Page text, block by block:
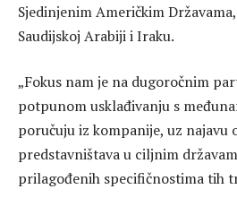
Sjedinjenim Američkim
Saudijskoj Arabiji i Iraku.
„Fokus nam je na dugoročnim
potpunom usklađivanju s
poručuju iz kompanije, uz najavu
predstavništava u ciljnim
prilagođenih specifičnostima tih